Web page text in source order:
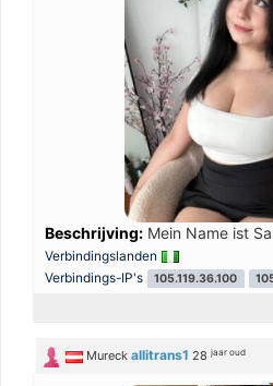
Beschrijving: Mein Name ist
Verbindingslanden
Verbindings-IP's
105.119.36.100
Mureck allitrans1 28jaar oud